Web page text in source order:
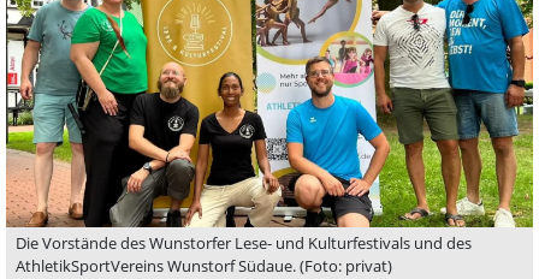
Die Vorstände des Wunstorfer Lese- und Kulturfestivals und des
AthletikSportVereins Wunstorf Südaue. (Foto: privat)